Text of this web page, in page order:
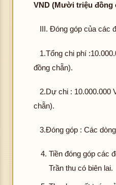
VND (Mười triệu đồng
III. Đóng góp của các
1.Tổng chi phí
đồng chẵn).
2.Dự chi : 10.000.000
chẵn).
3.Đóng góp : Các
Tiền đóng góp các
Trần thu có biên lai.